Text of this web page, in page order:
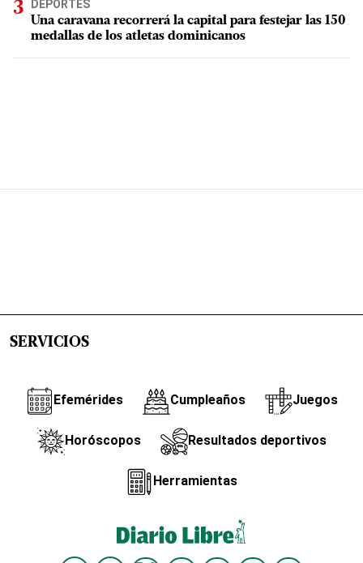
DEPORTES
Una caravana recorrerá la capital para festejar las 150
medallas de los atletas dominicanos
SERVICIOS
Efemérides Cumpleaños Juegos
Horóscopos Resultados deportivos
Herramientas